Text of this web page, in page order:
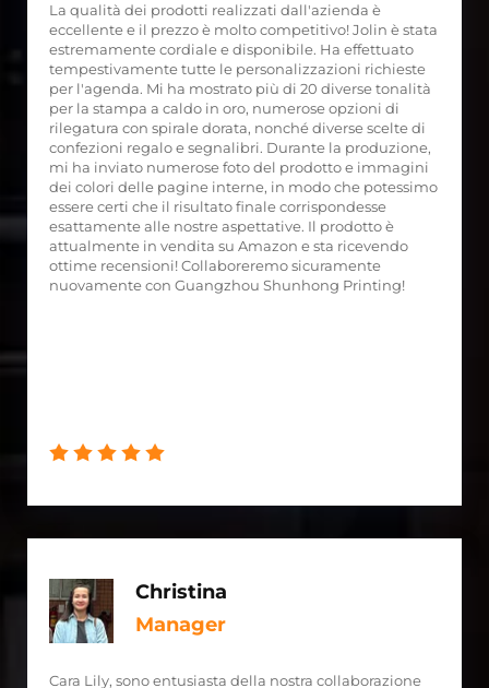
La qualità dei prodotti realizzati dall'azienda è
eccellente e il prezzo è molto competitivo! Jolin è stata
estremamente cordiale e disponibile. Ha effettuato
tempestivamente tutte le personalizzazioni richieste
per l'agenda. Mi ha mostrato più di 20 diverse tonalità
per la stampa a caldo in oro, numerose opzioni di
rilegatura con spirale dorata, nonché diverse scelte di
confezioni regalo e segnalibri. Durante la produzione,
mi ha inviato numerose foto del prodotto e immagini
dei colori delle pagine interne, in modo che potessimo
essere certi che il risultato finale corrispondesse
esattamente alle nostre aspettative. Il prodotto è
attualmente in vendita su Amazon e sta ricevendo
ottime recensioni! Collaboreremo sicuramente
nuovamente con Guangzhou Shunhong Printing!
Christina
Manager
Cara Lily, sono entusiasta della nostra collaborazione